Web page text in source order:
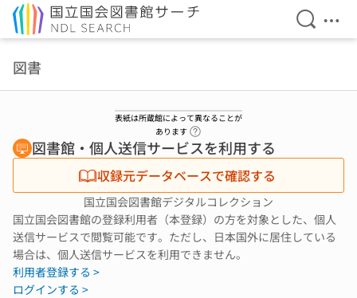
検索を
メ
図書
表紙は所蔵館によって異なることが
あります
図書館・個人送信サービスを利用する
収録元データベースで確認する
国立国会図書館デジタルコレクション
国立国会図書館の登録利用者（本登録）の方を対象とした、個人
送信サービスで閲覧可能です。ただし、日本国外に居住している
場合は、個人送信サービスを利用できません。
利用者登録する >
ログインする >